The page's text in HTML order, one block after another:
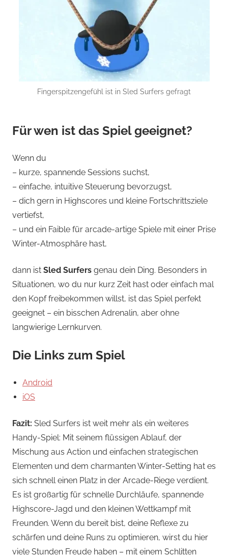
Fingerspitzengefühl ist in Sled Surfers gefragt
Für wen ist das Spiel geeignet?
Wenn du
– kurze, spannende Sessions suchst,
– einfache, intuitive Steuerung bevorzugst,
– dich gern in Highscores und kleine Fortschrittsziele
vertiefst,
– und ein Faible für arcade-artige Spiele mit einer Prise
Winter-Atmosphäre hast,
dann ist Sled Surfers genau dein Ding. Besonders in
Situationen, wo du nur kurz Zeit hast oder einfach mal
den Kopf freibekommen willst, ist das Spiel perfekt
geeignet – ein bisschen Adrenalin, aber ohne
langwierige Lernkurven.
Die Links zum Spiel
Android
iOS
Fazit: Sled Surfers ist weit mehr als ein weiteres
Handy-Spiel: Mit seinem flüssigen Ablauf, der
Mischung aus Action und einfachen strategischen
Elementen und dem charmanten Winter-Setting hat es
sich schnell einen Platz in der Arcade-Riege verdient.
Es ist großartig für schnelle Durchläufe, spannende
Highscore-Jagd und den kleinen Wettkampf mit
Freunden. Wenn du bereit bist, deine Reflexe zu
schärfen und deine Runs zu optimieren, wirst du hier
viele Stunden Freude haben – mit einem Schlitten